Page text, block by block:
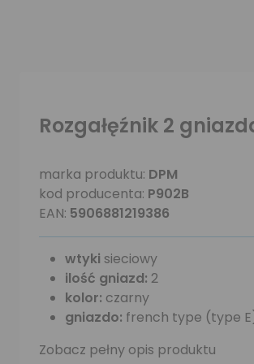
Rozgałęźnik 2
marka produktu: DPM
kod producenta: P902B
EAN: 5906881219386
wtyki sieciowy
ilość gniazd: 2
kolor: czarny
gniazdo: french type (type
Zobacz pełny opis produktu